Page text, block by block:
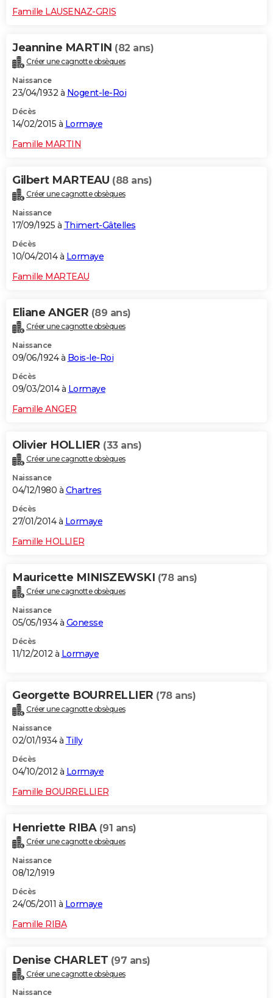
Famille LAUSENAZ-GRIS
Jeannine MARTIN (82 ans)
Créer une cagnotte obsèques
Naissance
23/04/1932 à Nogent-le-Roi
Décès
14/02/2015 à Lormaye
Famille MARTIN
Gilbert MARTEAU (88 ans)
Créer une cagnotte obsèques
Naissance
17/09/1925 à Thimert-Gâtelles
Décès
10/04/2014 à Lormaye
Famille MARTEAU
Eliane ANGER (89 ans)
Créer une cagnotte obsèques
Naissance
09/06/1924 à Bois-le-Roi
Décès
09/03/2014 à Lormaye
Famille ANGER
Olivier HOLLIER (33 ans)
Créer une cagnotte obsèques
Naissance
04/12/1980 à Chartres
Décès
27/01/2014 à Lormaye
Famille HOLLIER
Mauricette MINISZEWSKI (78 ans)
Créer une cagnotte obsèques
Naissance
05/05/1934 à Gonesse
Décès
11/12/2012 à Lormaye
Georgette BOURRELLIER (78 ans)
Créer une cagnotte obsèques
Naissance
02/01/1934 à Tilly
Décès
04/10/2012 à Lormaye
Famille BOURRELLIER
Henriette RIBA (91 ans)
Créer une cagnotte obsèques
Naissance
08/12/1919
Décès
24/05/2011 à Lormaye
Famille RIBA
Denise CHARLET (97 ans)
Créer une cagnotte obsèques
Naissance